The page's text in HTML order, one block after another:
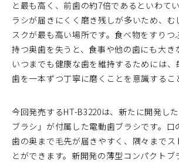
と最も高く、前歯の約7倍であるといわて
ラシが届きにくく磨き残しが多いため、む
スクが最も高い場所です。食べ物をすりつ
持つ奥歯を失うと、食事や他の歯にも大き
いつまでも健康な歯を維持するためには
歯を一本ずつ丁寧に磨くことを意識するこ
今回発売するHT-B3220は、新たに開発し
ブラシ」が付属した電動歯ブラシです。口
歯の奥まで毛先が届きやすく、隅々までス
とができます。新開発の薄型コンパクトブ